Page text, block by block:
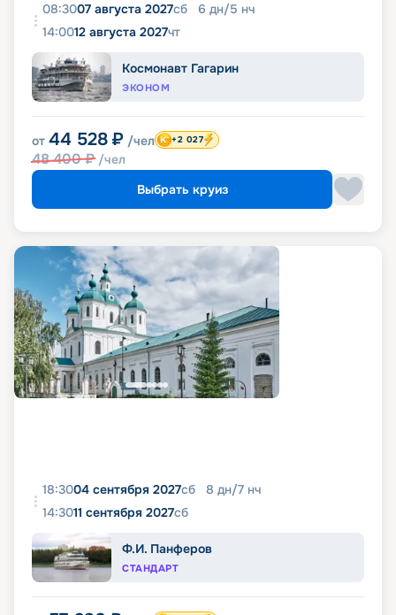
08:3007 августа 2027сб 6 дн/5 нч
14:0012 августа 2027чт
Космонавт Гагарин
ЭКОНОМ
от 44 528 ₽ /чел
48 400₽ /чел
+2 027
Выбрать круиз
18:3004 сентября 2027сб 8 дн/7 нч
14:3011 сентября 2027сб
Ф.И. Панферов
СТАНДАРТ